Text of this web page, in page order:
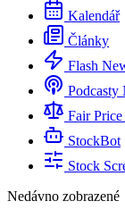
Kalendář
Články
Flash
Podcasty
Fair
StockBot
Stock
Nedávno zobrazené